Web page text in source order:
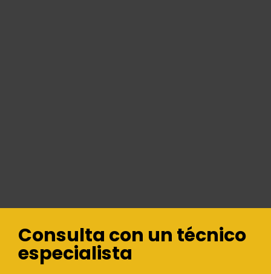
Consulta con un técnico
especialista